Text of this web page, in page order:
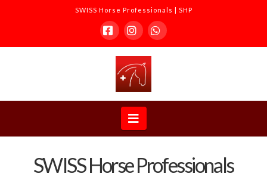
SWISS Horse Professionals | SHP
FacebookInstagramWhatsapp
Horse
Professionals
Navigation
SWISS Horse Professionals